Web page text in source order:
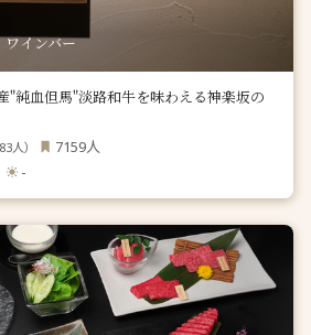
ワインバー
"純血但馬"淡路和牛を味わえる神楽坂の
83人） 7159人
-